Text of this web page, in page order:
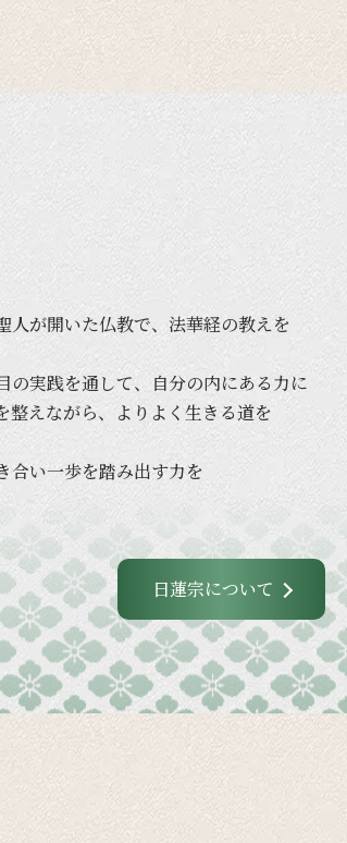
人が開いた仏教で、 法華経の教えを
の実践を通して、 自分の内にある力に
整えながら、 より よく 生きる道を
合い一歩を踏み出す力を
日蓮宗について